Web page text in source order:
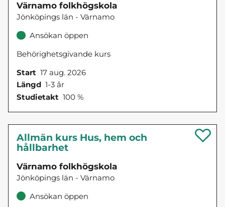
Värnamo folkhögskola
Jönköpings län - Värnamo
Ansökan öppen
Behörighetsgivande kurs
Start 17 aug. 2026
Längd 1-3 år
Studietakt 100 %
Allmän kurs Hus, hem och
hållbarhet
Värnamo folkhögskola
Jönköpings län - Värnamo
Ansökan öppen